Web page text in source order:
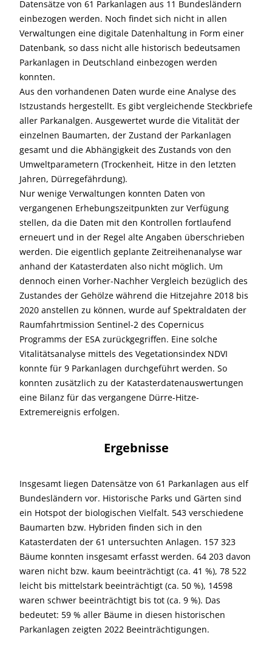
Datensätze von 61 Parkanlagen aus 11 Bundesländern
einbezogen werden. Noch findet sich nicht in allen
Verwaltungen eine digitale Datenhaltung in Form einer
Datenbank, so dass nicht alle historisch bedeutsamen
Parkanlagen in Deutschland einbezogen werden
konnten.
Aus den vorhandenen Daten wurde eine Analyse des
Istzustands hergestellt. Es gibt vergleichende Steckbriefe
aller Parkanalgen. Ausgewertet wurde die Vitalität der
einzelnen Baumarten, der Zustand der Parkanlagen
gesamt und die Abhängigkeit des Zustands von den
Umweltparametern (Trockenheit, Hitze in den letzten
Jahren, Dürregefährdung).
Nur wenige Verwaltungen konnten Daten von
vergangenen Erhebungszeitpunkten zur Verfügung
stellen, da die Daten mit den Kontrollen fortlaufend
erneuert und in der Regel alte Angaben überschrieben
werden. Die eigentlich geplante Zeitreihenanalyse war
anhand der Katasterdaten also nicht möglich. Um
dennoch einen Vorher-Nachher Vergleich bezüglich des
Zustandes der Gehölze während die Hitzejahre 2018 bis
2020 anstellen zu können, wurde auf Spektraldaten der
Raumfahrtmission Sentinel-2 des Copernicus
Programms der ESA zurückgegriffen. Eine solche
Vitalitätsanalyse mittels des Vegetationsindex NDVI
konnte für 9 Parkanlagen durchgeführt werden. So
konnten zusätzlich zu der Katasterdatenauswertungen
eine Bilanz für das vergangene Dürre-Hitze-
Extremereignis erfolgen.
Ergebnisse
Insgesamt liegen Datensätze von 61 Parkanlagen aus elf
Bundesländern vor. Historische Parks und Gärten sind
ein Hotspot der biologischen Vielfalt. 543 verschiedene
Baumarten bzw. Hybriden finden sich in den
Katasterdaten der 61 untersuchten Anlagen. 157 323
Bäume konnten insgesamt erfasst werden. 64 203 davon
waren nicht bzw. kaum beeinträchtigt (ca. 41 %), 78 522
leicht bis mittelstark beeinträchtigt (ca. 50 %), 14598
waren schwer beeinträchtigt bis tot (ca. 9 %). Das
bedeutet: 59 % aller Bäume in diesen historischen
Parkanlagen zeigten 2022 Beeinträchtigungen.